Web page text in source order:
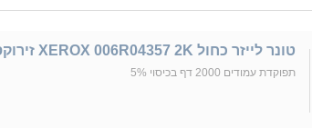
טונר לייזר כחול XEROX 006R04357 2K זירוקס
תפוקדת עמודים 2000 דף בכיסוי 5%